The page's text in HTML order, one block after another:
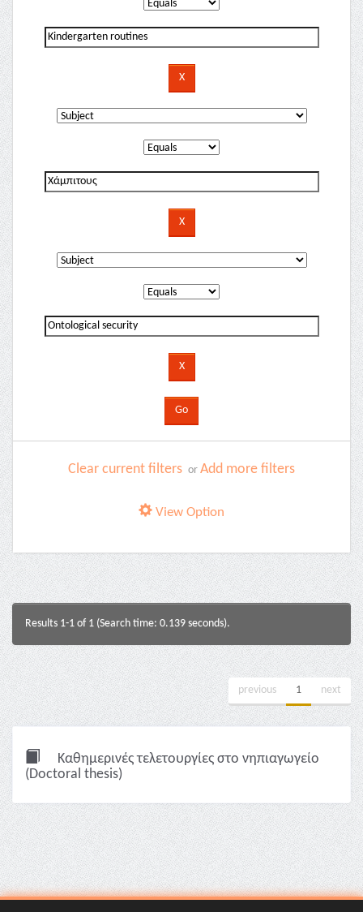
Clear current filters or Add more filters
View Option
Results 1-1 of 1 (Search time: 0.139 seconds).
previous 1 next
Καθημερινές τελετουργίες στο νηπιαγωγείο
(Doctoral thesis)